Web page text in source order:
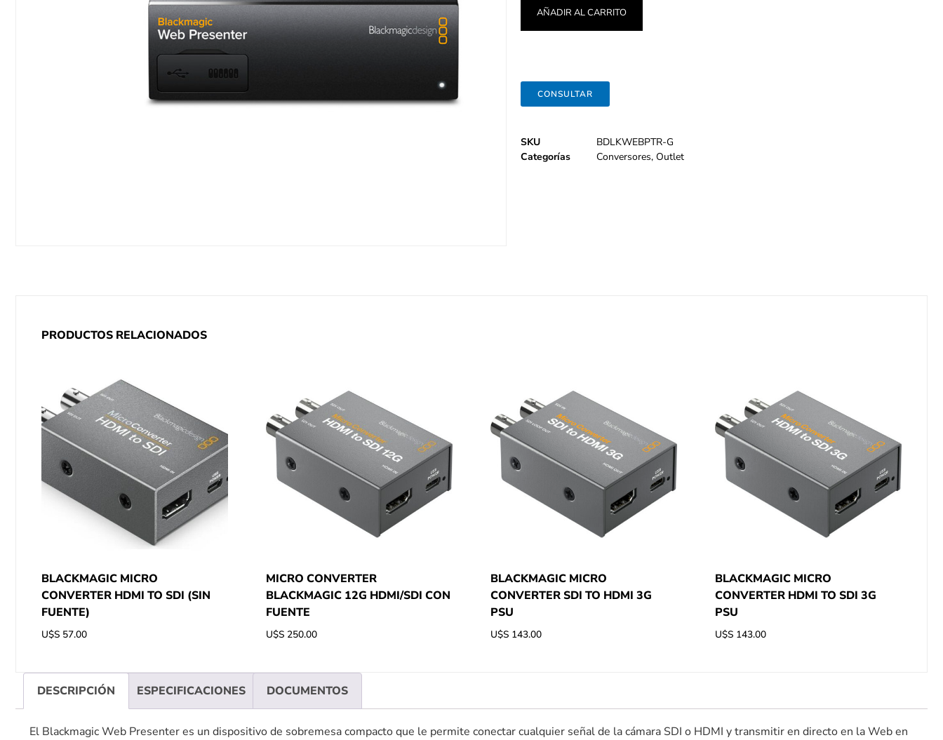
AÑADIR AL CARRITO
CONSULTAR
SKU
BDLKWEBPTR-G
Categorías
Conversores,Outlet
PRODUCTOS RELACIONADOS
BLACKMAGIC MICRO
CONVERTER HDMI TO SDI (SIN
FUENTE)
U$S 57.00
MICRO CONVERTER
BLACKMAGIC 12G HDMI/SDI CON
FUENTE
U$S 250.00
BLACKMAGIC MICRO
CONVERTER SDI TO HDMI 3G
PSU
U$S 143.00
BLACKMAGIC MICRO
CONVERTER HDMI TO SDI 3G
PSU
U$S 143.00
DESCRIPCIÓN ESPECIFICACIONES DOCUMENTOS
El Blackmagic Web Presenter es un dispositivo de sobremesa compacto que le permite conectar cualquier señal de la cámara SDI o HDMI y transmitir en directo en la Web en